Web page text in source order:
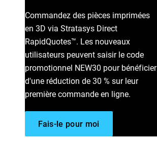
Commandez des pièces imprimées
en 3D via Stratasys Direct
RapidQuotes™. Les nouveaux
utilisateurs peuvent saisir le code
promotionnel NEW30 pour bénéficier
d'une réduction de 30 % sur leur
première commande en ligne.
Fais-le pour moi